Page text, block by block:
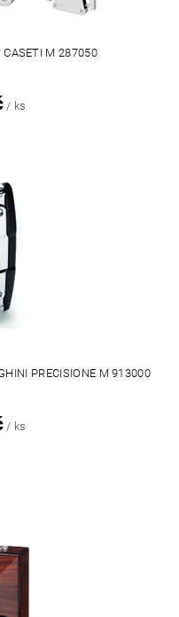
CASETI M 287050
/ ks
PRECISIONE M 913000
/ ks